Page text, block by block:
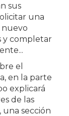
sus
una
nuevo
y completar
el
en la parte
explicará
de las
sección